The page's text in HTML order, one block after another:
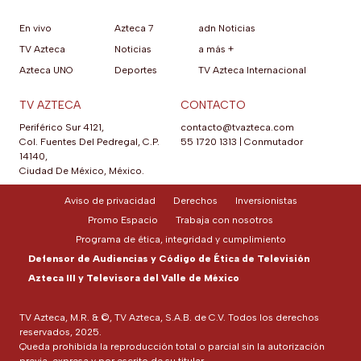
En vivo
TV Azteca
Azteca UNO
Azteca 7
Noticias
Deportes
adn Noticias
a más +
TV Azteca Internacional
TV AZTECA
Periférico Sur 4121,
Col. Fuentes Del Pedregal, C.P.
14140,
Ciudad De México, México.
CONTACTO
contacto@tvazteca.com
55 1720 1313
Conmutador
TV Azteca, M.R. & ©, TV Azteca, S.A.B. de C.V. Todos los derechos
reservados, 2025.
Queda prohibida la reproducción total o parcial sin la autorización
Aviso de privacidad Derechos
Inversionistas
Promo Espacio
Trabaja con nosotros
Programa de ética, integridad y cumplimiento
Defensor de Audiencias y Código de Ética de Televisión
Azteca III y Televisora del Valle de México